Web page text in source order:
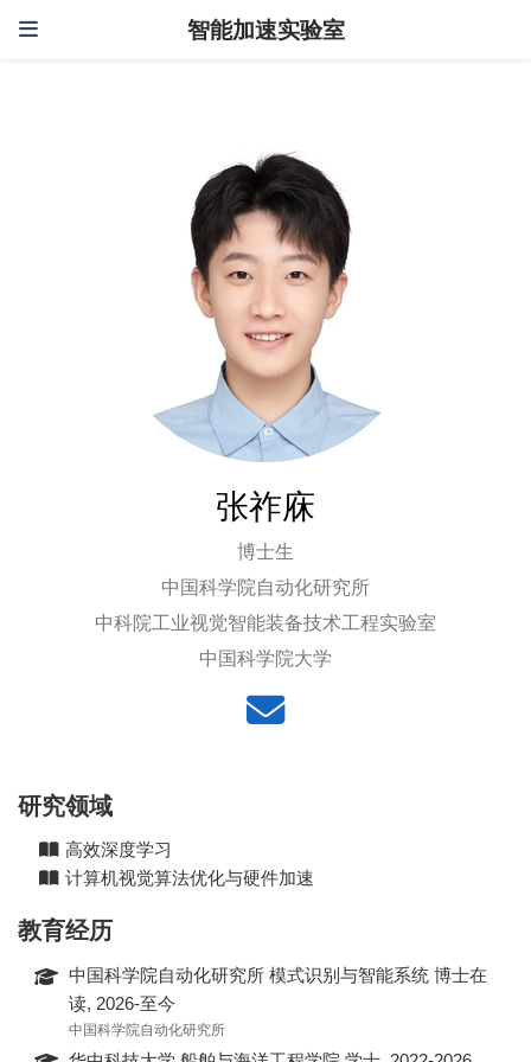
智能加速实验室
张祚庥
博士生
中国科学院自动化研究所
中科院工业视觉智能装备技术工程实验室
中国科学院大学
研究领域
高效深度学习
计算机视觉算法优化与硬件加速
教育经历
中国科学院自动化研究所 模式识别与智能系统 博士在
读, 2026-至今
中国科学院自动化研究所